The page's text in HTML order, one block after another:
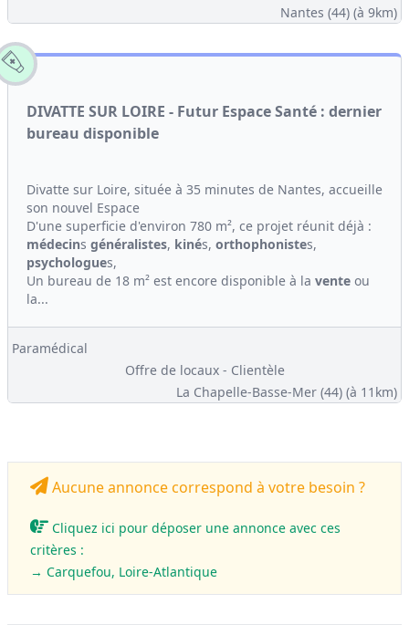
Nantes (44) (à 9km)
DIVATTE SUR LOIRE - Futur Espace Santé : dernier
bureau disponible
Divatte sur Loire, située à 35 minutes de Nantes, accueille
son nouvel Espace
D'une superficie d'environ 780 m², ce projet réunit déjà :
médecins généralistes, kinés, orthophonistes,
psychologues,
Un bureau de 18 m² est encore disponible à la vente ou
la...
Paramédical
Offre de locaux - Clientèle
La Chapelle-Basse-Mer (44) (à 11km)
Aucune annonce correspond à votre besoin ?
Cliquez ici pour déposer une annonce avec ces
critères :
→ Carquefou, Loire-Atlantique